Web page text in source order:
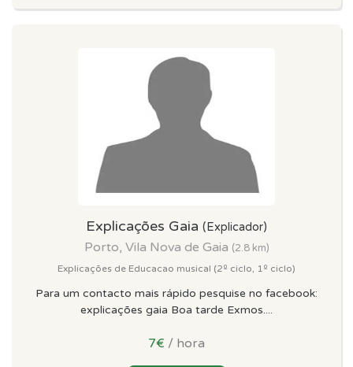
Explicações Gaia (Explicador)
Porto, Vila Nova de Gaia (2.8 km)
Explicações de Educacao musical (2º ciclo, 1º ciclo)
Para um contacto mais rápido pesquise no facebook:
explicações gaia Boa tarde Exmos....
7€ / hora